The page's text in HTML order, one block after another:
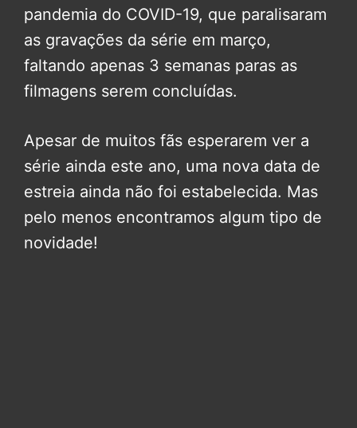
pandemia do COVID-19, que paralisaram
as gravações da série em março,
faltando apenas 3 semanas paras as
filmagens serem concluídas.
Apesar de muitos fãs esperarem ver a
série ainda este ano, uma nova data de
estreia ainda não foi estabelecida. Mas
pelo menos encontramos algum tipo de
novidade!